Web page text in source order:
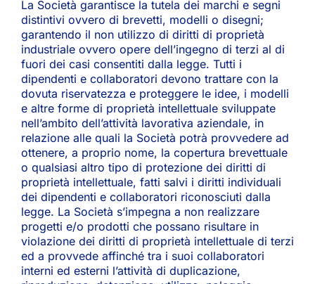
La Società garantisce la tutela dei marchi e segni
distintivi ovvero di brevetti, modelli o disegni;
garantendo il non utilizzo di diritti di proprietà
industriale ovvero opere dell’ingegno di terzi al di
fuori dei casi consentiti dalla legge. Tutti i
dipendenti e collaboratori devono trattare con la
dovuta riservatezza e proteggere le idee, i modelli
e altre forme di proprietà intellettuale sviluppate
nell’ambito dell’attività lavorativa aziendale, in
relazione alle quali la Società potrà provvedere ad
ottenere, a proprio nome, la copertura brevettuale
o qualsiasi altro tipo di protezione dei diritti di
proprietà intellettuale, fatti salvi i diritti individuali
dei dipendenti e collaboratori riconosciuti dalla
legge. La Società s’impegna a non realizzare
progetti e/o prodotti che possano risultare in
violazione dei diritti di proprietà intellettuale di terzi
ed a provvede affinché tra i suoi collaboratori
interni ed esterni l’attività di duplicazione,